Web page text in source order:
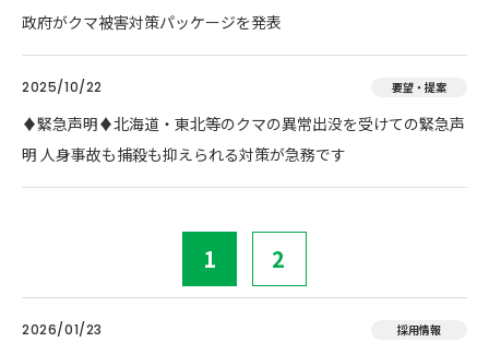
政府がクマ被害対策パッケージを発表
2025/10/22 要望・提案
♦️緊急声明♦️北海道・東北等のクマの異常出没を受けての緊急声
明 人身事故も捕殺も抑えられる対策が急務です
1 2
2026/01/23 採用情報